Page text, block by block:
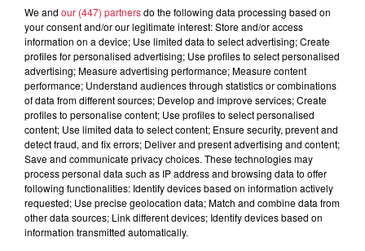
harmonies issues de standards du XVI° siècle. Passer
d’une époque à l’autre, et mettre en parallèle des répertoires
a priori très éloignés est une des marques de fabrique de
l’ensemble Double Face. Les musiciens sont polyvalents :
spécialisés sur les instruments anciens autant que
modernes, et passant volontiers d’un instrument à l’autre
ainsi qu’à la voix. Pour ce spectacle, le fait de travailler
notamment sur des chansons « tubes » nous permet de
proposer au public une participation active, leur offrant en
outre le plaisir de chanter avec nous une chanson de Brel,
de Trenet, des Beatles, mais aussi des airs célèbres de 400
ans plus anciens (Greensleeves...) accompagnés avec des
instruments insolites. Maniant l’humour autant que la finesse
We and our (447) partnersdo the following data processing based on
your consent and/or our legitimate interest: Store and/or access
information on a device; Use limited data to select advertising; Create
profiles for personalised advertising; Use profiles to select personalised
advertising; Measure advertising performance; Measure content
performance; Understand audiences through statistics or combinations
of data from different sources; Develop and improve services; Create
profiles to personalise content; Use profiles to select personalised
content; Use limited data to select content; Ensure security, prevent and
detect fraud, and fix errors; Deliver and present advertising and content;
Save and communicate privacy choices. These technologies may
process personal data such as IP address and browsing data to offer
following functionalities: Identify devices based on information actively
requested; Use precise geolocation data; Match and combine data from
other data sources; Link different devices; Identify devices based on
information transmitted automatically.